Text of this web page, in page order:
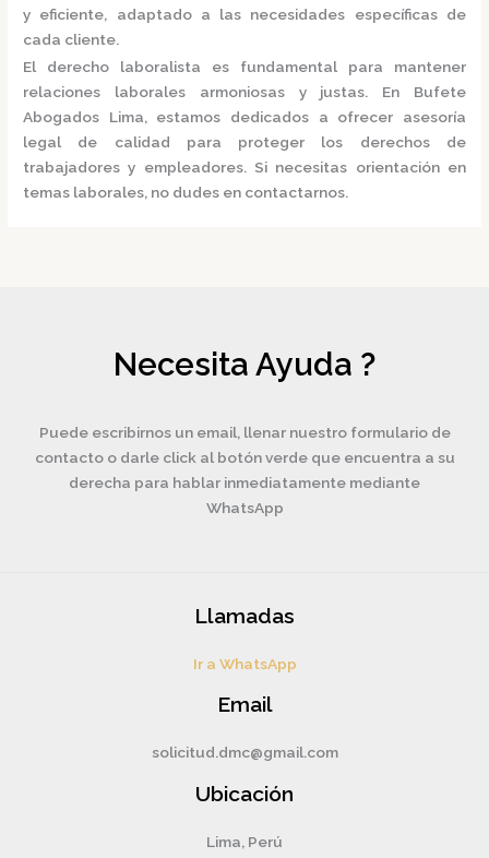
y eficiente, adaptado a las necesidades específicas de
cada cliente.
El derecho laboralista es fundamental para mantener
relaciones laborales armoniosas y justas.
En Bufete
Abogados Lima, estamos dedicados a ofrecer asesoría
legal de calidad para proteger los derechos de
trabajadores y empleadores. Si necesitas orientación en
temas laborales, no dudes en contactarnos.
Necesita Ayuda ?
Puede escribirnos un email, llenar nuestro formulario de
contacto o darle click al botón verde que encuentra a su
derecha para hablar inmediatamente mediante
WhatsApp
Llamadas
Ir a WhatsApp
Email
solicitud.dmc@gmail.com
Ubicación
Lima, Perú